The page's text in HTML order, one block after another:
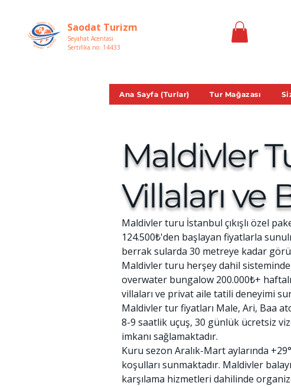
Saodat Turizm
Seyahat Acentası
Sertifika no: 14433
Ana Sayfa (Turlar) Tur Mağazası
Maldivler
Villaları ve
Maldivler turu İstanbul çıkışlı özel
124.500₺'den başlayan fiyatlarla
berrak sularda 30 metreye kadar
Maldivler turu herşey dahil sisteminde
overwater bungalow 200.000₺+
villaları ve privat aile tatili deneyimi
Maldivler tur fiyatları Male, Ari, Baa
8-9 saatlik uçuş, 30 günlük ücretsiz
imkanı sağlamaktadır.
Kuru sezon Aralık-Mart aylarında
koşulları sunmaktadır. Maldivler
karşılama hizmetleri dahilinde